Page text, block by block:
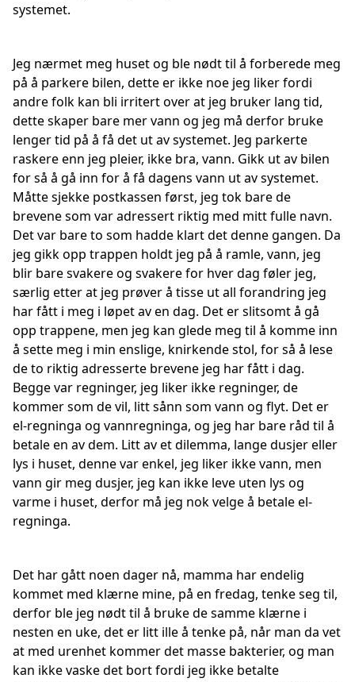
systemet.
Jeg nærmet meg huset og ble nødt til å forberede meg
på å parkere bilen, dette er ikke noe jeg liker fordi
andre folk kan bli irritert over at jeg bruker lang tid,
dette skaper bare mer vann og jeg må derfor bruke
lenger tid på å få det ut av systemet. Jeg parkerte
raskere enn jeg pleier, ikke bra, vann. Gikk ut av bilen
for så å gå inn for å få dagens vann ut av systemet.
Måtte sjekke postkassen først, jeg tok bare de
brevene som var adressert riktig med mitt fulle navn.
Det var bare to som hadde klart det denne gangen. Da
jeg gikk opp trappen holdt jeg på å ramle, vann, jeg
blir bare svakere og svakere for hver dag føler jeg,
særlig etter at jeg prøver å tisse ut all forandring jeg
har fått i meg i løpet av en dag. Det er slitsomt å gå
opp trappene, men jeg kan glede meg til å komme inn
å sette meg i min enslige, knirkende stol, for så å lese
de to riktig adresserte brevene jeg har fått i dag.
Begge var regninger, jeg liker ikke regninger, de
kommer som de vil, litt sånn som vann og flyt. Det er
el-regninga og vannregninga, og jeg har bare råd til å
betale en av dem. Litt av et dilemma, lange dusjer eller
lys i huset, denne var enkel, jeg liker ikke vann, men
vann gir meg dusjer, jeg kan ikke leve uten lys og
varme i huset, derfor må jeg nok velge å betale el-
regninga.
Det har gått noen dager nå, mamma har endelig
kommet med klærne mine, på en fredag, tenke seg til,
derfor ble jeg nødt til å bruke de samme klærne i
nesten en uke, det er litt ille å tenke på, når man da vet
at med urenhet kommer det masse bakterier, og man
kan ikke vaske det bort fordi jeg ikke betalte